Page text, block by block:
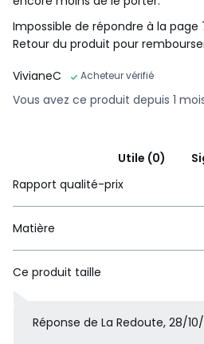
Impossible de répondre à la
Retour du produit pour
VivianeC
Acheteur vérifié
Vous avez ce produit depuis 1
Utile (0)
Rapport qualité-prix
Matière
Ce produit taille
Réponse de La Redoute, 28/